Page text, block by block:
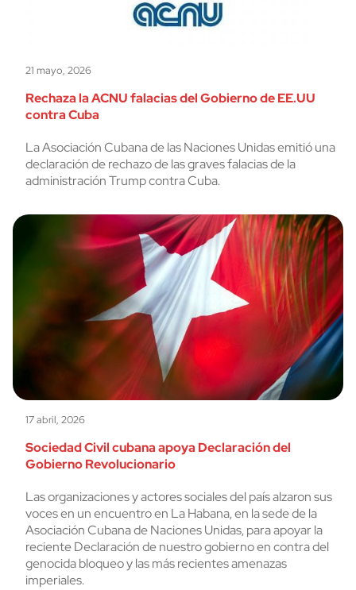
21 mayo, 2026
Rechaza la ACNU falacias del Gobierno de EE.UU
contra Cuba
La Asociación Cubana de las Naciones Unidas emitió una
declaración de rechazo de las graves falacias de la
administración Trump contra Cuba.
17 abril, 2026
Sociedad Civil cubana apoya Declaración del
Gobierno Revolucionario
Las organizaciones y actores sociales del país alzaron sus
voces en un encuentro en La Habana, en la sede de la
Asociación Cubana de Naciones Unidas, para apoyar la
reciente Declaración de nuestro gobierno en contra del
genocida bloqueo y las más recientes amenazas
imperiales.